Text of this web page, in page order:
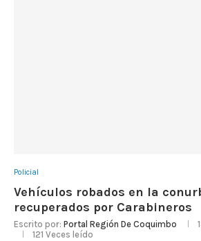
Policial
Vehículos robados en la
recuperados por Carabineros
Escrito por: Portal Región De Coquimbo
121 Veces leído